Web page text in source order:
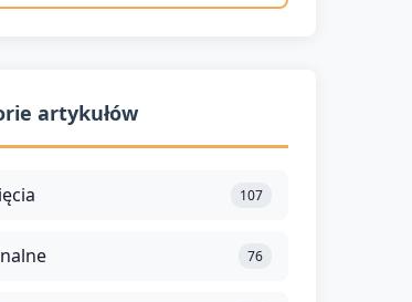
artykułów
107
76